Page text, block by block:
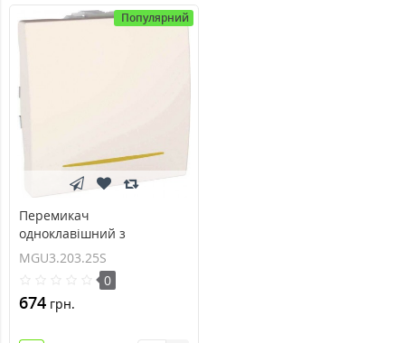
Популярний
Перемикач
одноклавішний з
контрольним
підсвічуванням 10А серія
Unica MGU3.203.25S
MGU3.203.25S
0
674 грн.